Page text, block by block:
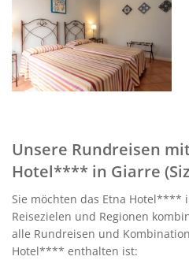
Unsere Rundreisen
Hotel**** in Giarre
Sie möchten das Etna Hotel****
Reisezielen und Regionen
alle Rundreisen und
Hotel**** enthalten ist: